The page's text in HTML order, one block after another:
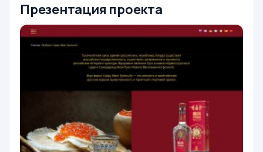
Презентация проекта